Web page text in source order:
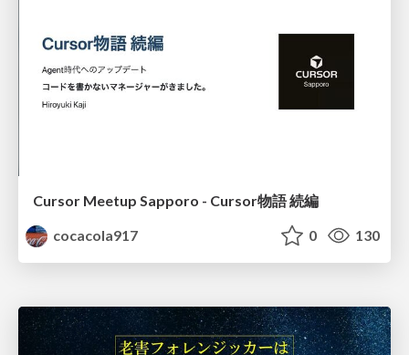
Cursor Meetup Sapporo - Cursor物語 続編
cocacola917
0 130